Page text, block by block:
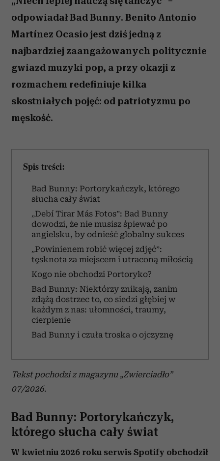
odpowiadał Bad Bunny. Benito Antonio
Martínez Ocasio jest dziś jedną z
najbardziej zaangażowanych politycznie
gwiazd muzyki pop, a przy okazji z
rozmachem redefiniuje kilka
skostniałych pojęć: od patriotyzmu po
męskość.
Spis treści:
Bad Bunny: Portorykańczyk, którego
słucha cały świat
„Debí Tirar Más Fotos”: Bad Bunny
dowodzi, że nie musisz śpiewać po
angielsku, by odnieść globalny sukces
„Powinienem robić więcej zdjęć”:
tęsknota za miejscem i utraconą miłością
Kogo nie obchodzi Portoryko?
Bad Bunny: Niektórzy znikają, zanim
zdążą dostrzec to, co siedzi głębiej w
każdym z nas: ułomności, traumy,
cierpienie
Bad Bunny i czuła troska o ojczyznę
Tekst pochodzi z magazynu „Zwierciadło”
07/2026.
Bad Bunny: Portorykańczyk,
którego słucha cały świat
W kwietniu 2026 roku serwis Spotify obchodził